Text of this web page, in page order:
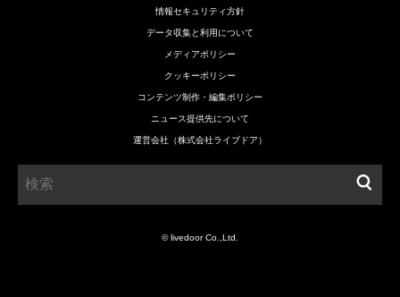
情報セキュリティ方針
データ収集と利用について
メディアポリシー
クッキーポリシー
コンテンツ制作・編集ポリシー
ニュース提供先について
運営会社（株式会社ライブドア）
© livedoor Co.,Ltd.